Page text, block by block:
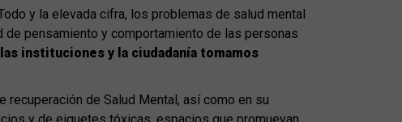
Todo y la elevada cifra, los problemas de salud mental
pensamiento y comportamiento de las personas
instituciones y la ciudadanía tomamos
de Salud Mental, así como en su
y de eiquetes tóxicas, espacios que promuevan